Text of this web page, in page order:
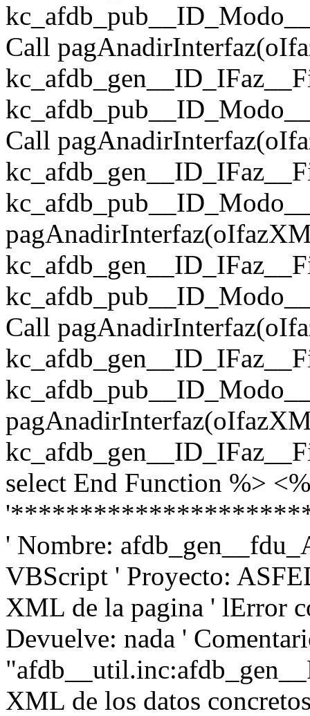
Call
Call
Call
select End Function %> <%
' Nombre:
VBScript ' Proyecto:
XML de la pagina ' lError
Devuelve: nada '
XML de los datos